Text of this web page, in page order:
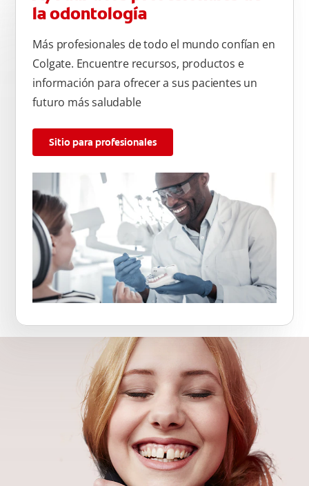
la odontología
Más profesionales de todo el mundo confían en
Colgate. Encuentre recursos, productos e
información para ofrecer a sus pacientes un
futuro más saludable
Sitio para profesionales